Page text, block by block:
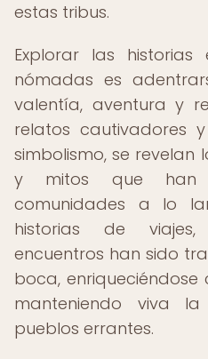
estas tribus.
Explorar las
nómadas es
valentía, aventura y
relatos cautivadores
simbolismo, se revelan
y mitos que han
comunidades a lo
historias de viajes,
encuentros han sido
boca,
manteniendo viva
pueblos errantes.